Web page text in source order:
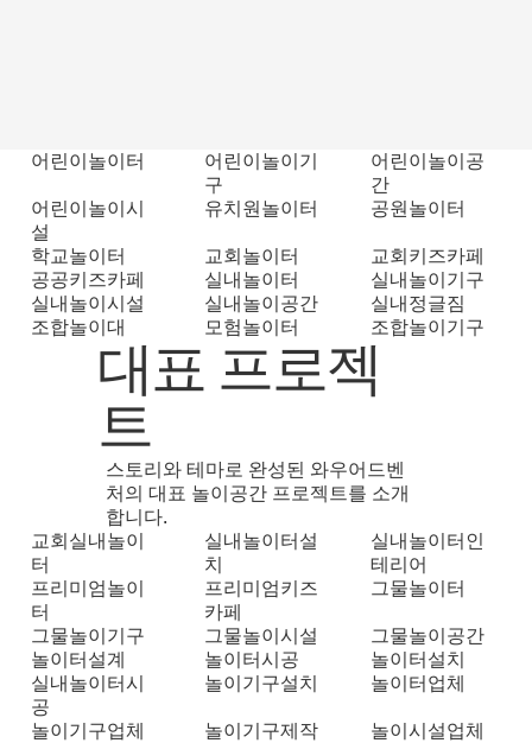
​대표 프로젝
트
스토리와 테마로 완성된 와우어드벤
처의 대표 놀이공간 프로젝트를 소개
합니다.
어린이놀이터
어린이놀이기
구
어린이놀이공
간
어린이놀이시
설
유치원놀이터 공원놀이터
학교놀이터 교회놀이터
교회키즈카페
공공키즈카페
실내놀이터
실내놀이기구
실내놀이시설
실내놀이공간
실내정글짐
조합놀이대
모험놀이터 조합놀이기구
교회실내놀이
터
실내놀이터설
치
실내놀이터인
테리어
프리미엄놀이
터
프리미엄키즈
카페
그물놀이터
그물놀이기구 그물놀이시설
그물놀이공간
놀이터설계
놀이터시공
놀이터설치
실내놀이터시
공
놀이기구설치 놀이터업체
놀이기구업체 놀이기구제작 놀이시설업체